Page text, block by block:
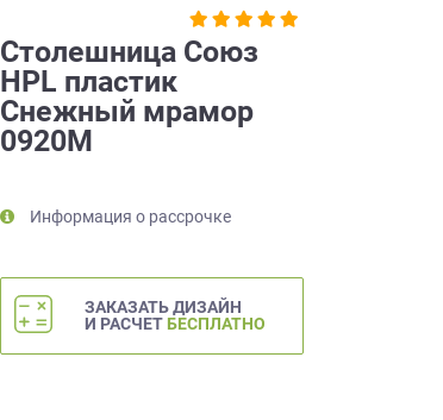
Столешница Союз
HPL пластик
Снежный мрамор
0920М
Информация о рассрочке
ЗАКАЗАТЬ ДИЗАЙН
И РАСЧЕТ БЕСПЛАТНО